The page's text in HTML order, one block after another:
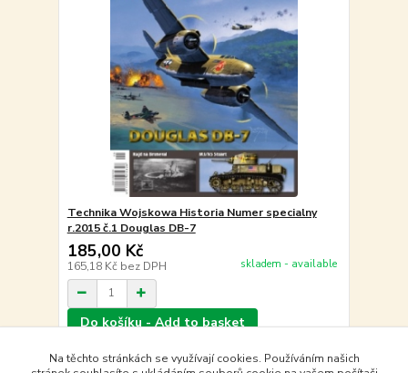
Technika Wojskowa Historia Numer specialny
r.2015 č.1 Douglas DB-7
185,00 Kč
165,18 Kč bez DPH skladem - available
Do košíku - Add to basket
Na těchto stránkách se využívají cookies. Používáním našich